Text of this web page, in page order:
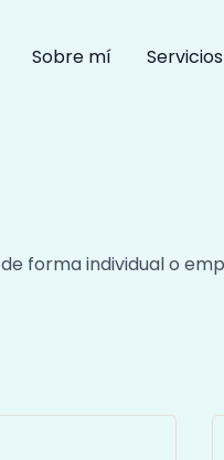
Sobre mí Servicios
forma individual o